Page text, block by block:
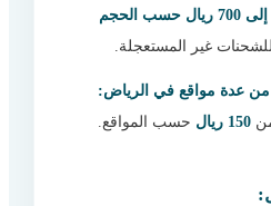
غير المستعجلة.
عدة مواقع في الرياض:
150 ريال حسب المواقع.